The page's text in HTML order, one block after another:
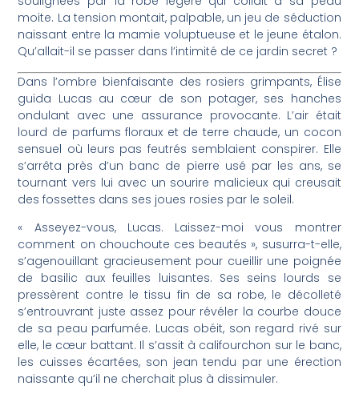
moite. La tension montait, palpable, un jeu de séduction
naissant entre la mamie voluptueuse et le jeune étalon.
Qu’allait-il se passer dans l’intimité de ce jardin secret ?
Dans l’ombre bienfaisante des rosiers grimpants, Élise
guida Lucas au cœur de son potager, ses hanches
ondulant avec une assurance provocante. L’air était
lourd de parfums floraux et de terre chaude, un cocon
sensuel où leurs pas feutrés semblaient conspirer. Elle
s’arrêta près d’un banc de pierre usé par les ans, se
tournant vers lui avec un sourire malicieux qui creusait
des fossettes dans ses joues rosies par le soleil.
« Asseyez-vous, Lucas. Laissez-moi vous montrer
comment on chouchoute ces beautés », susurra-t-elle,
s’agenouillant gracieusement pour cueillir une poignée
de basilic aux feuilles luisantes. Ses seins lourds se
pressèrent contre le tissu fin de sa robe, le décolleté
s’entrouvrant juste assez pour révéler la courbe douce
de sa peau parfumée. Lucas obéit, son regard rivé sur
elle, le cœur battant. Il s’assit à califourchon sur le banc,
les cuisses écartées, son jean tendu par une érection
naissante qu’il ne cherchait plus à dissimuler.